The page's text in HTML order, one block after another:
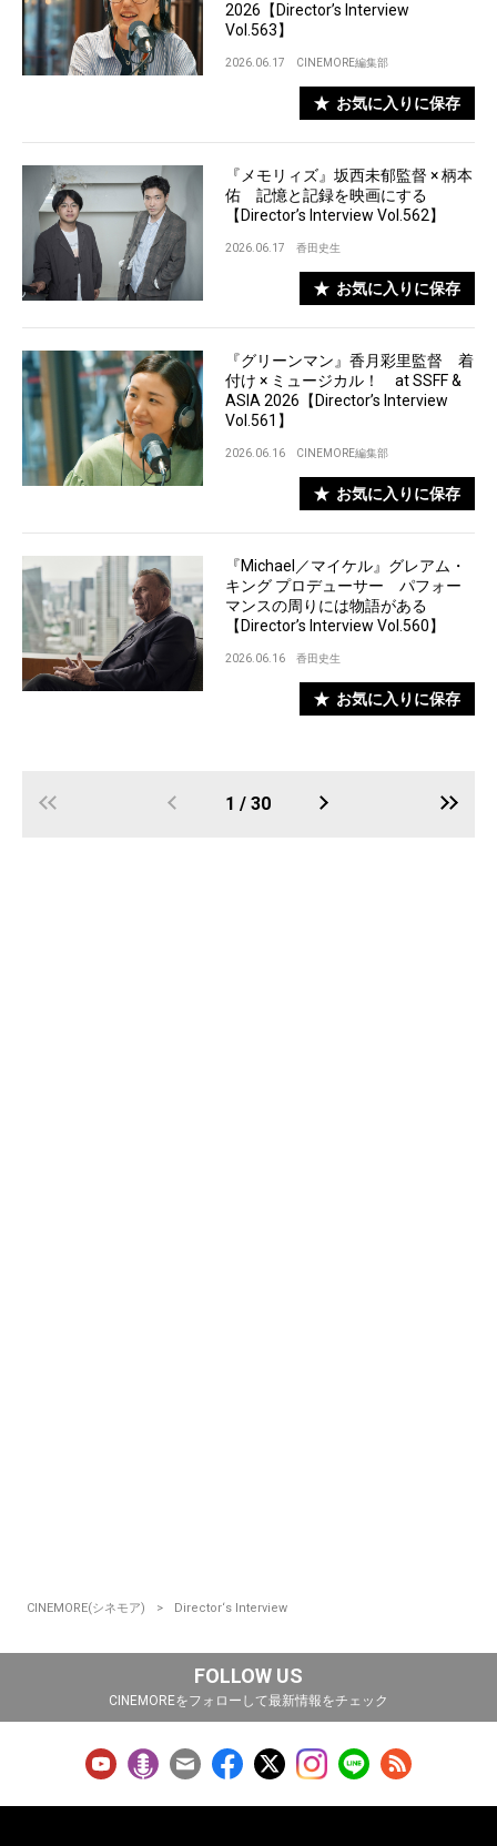
2026【Director’s Interview
Vol.563】
2026.06.17 CINEMORE編集部
お気に入りに保存
『メモリィズ』坂西未郁監督 × 柄本
佑 記憶と記録を映画にする
【Director’s Interview Vol.562】
2026.06.17 香田史生
お気に入りに保存
『グリーンマン』香月彩里監督 着
付け × ミュージカル！ at SSFF &
ASIA 2026【Director’s Interview
Vol.561】
2026.06.16 CINEMORE編集部
お気に入りに保存
『Michael／マイケル』グレアム・
キング プロデューサー パフォー
マンスの周りには物語がある
【Director’s Interview Vol.560】
2026.06.16 香田史生
お気に入りに保存
1 / 30
CINEMORE(シネモア) Director‘s Interview
FOLLOW US
CINEMOREをフォローして最新情報をチェック